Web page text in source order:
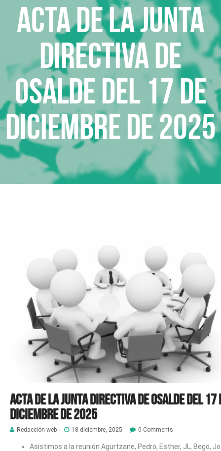
Acta de la Junta
Directiva de
Osalde del 17 de
diciembre de 2025
Acta de la Junta Directiva de Osalde del 17
diciembre de 2025
Redacción web 18 diciembre, 2025 0 Comments
Asistimos a la reunión Agurtzane, Pedro, Esther, JL, Bego,